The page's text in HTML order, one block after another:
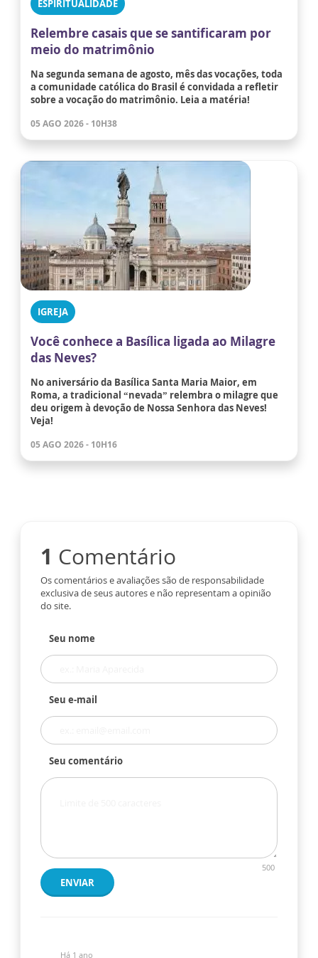
ESPIRITUALIDADE
Relembre casais que se santificaram por
meio do matrimônio
Na segunda semana de agosto, mês das vocações, toda
a comunidade católica do Brasil é convidada a refletir
sobre a vocação do matrimônio. Leia a matéria!
05 AGO 2026 - 10H38
IGREJA
Você conhece a Basílica ligada ao Milagre
das Neves?
No aniversário da Basílica Santa Maria Maior, em
Roma, a tradicional “nevada” relembra o milagre que
deu origem à devoção de Nossa Senhora das Neves!
Veja!
05 AGO 2026 - 10H16
1 Comentário
Os comentários e avaliações são de responsabilidade
exclusiva de seus autores e não representam a opinião
do site.
Seu nome
Seu e-mail
Seu comentário
500
ENVIAR
Há 1 ano